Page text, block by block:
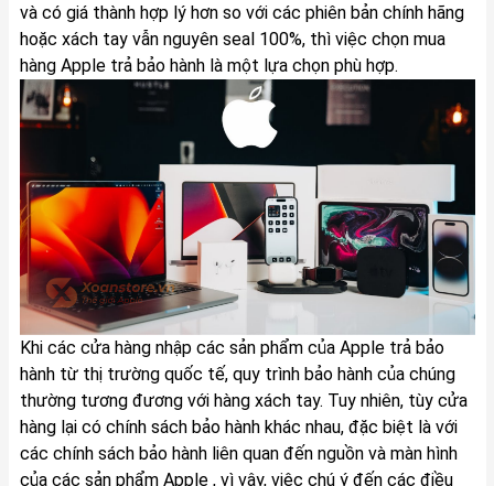
và có giá thành hợp lý hơn so với các phiên bản chính hãng
hoặc xách tay vẫn nguyên seal 100%, thì việc chọn mua
hàng Apple trả bảo hành là một lựa chọn phù hợp.
Khi các cửa hàng nhập các sản phẩm của Apple trả bảo
hành từ thị trường quốc tế, quy trình bảo hành của chúng
thường tương đương với hàng xách tay. Tuy nhiên, tùy cửa
hàng lại có chính sách bảo hành khác nhau, đặc biệt là với
các chính sách bảo hành liên quan đến nguồn và màn hình
của các sản phẩm Apple , vì vậy, việc chú ý đến các điều